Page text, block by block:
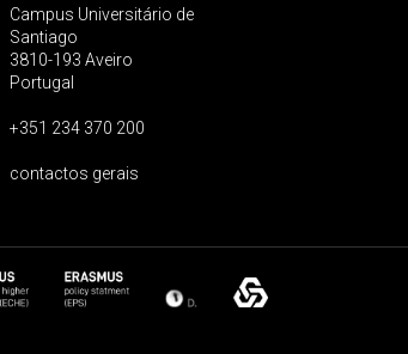
Campus Universitário de
Santiago
3810-193 Aveiro
Portugal
+351 234 370 200
contactos gerais